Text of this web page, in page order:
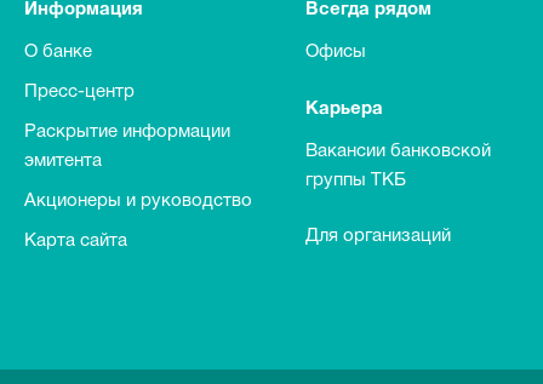
Информация
О банке
Пресс-центр
Раскрытие информации
эмитента
Акционеры и руководство
Карта сайта
Всегда рядом
Офисы
Карьера
Вакансии банковской
группы ТКБ
Для организаций